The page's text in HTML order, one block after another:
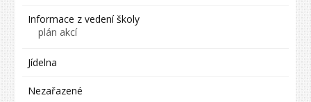
Informace z vedení školy
plán akcí
Jídelna
Nezařazené